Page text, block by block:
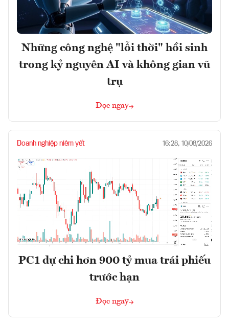
Những công nghệ "lỗi thời" hồi sinh
trong kỷ nguyên AI và không gian vũ
trụ
Đọc ngay
Doanh nghiệp niêm yết 16:28, 10/08/2026
PC1 dự chi hơn 900 tỷ mua trái phiếu
trước hạn
Đọc ngay